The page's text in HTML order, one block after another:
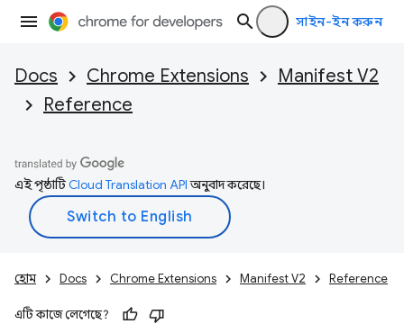
সাইন-ইন করুন
Docs Chrome Extensions
Manifest V2
Reference
এই পৃষ্ঠাটিCloud Translation APIঅনুবাদ করেছে।
হোম Docs Chrome Extensions Manifest V2 Reference
এটি কাজে লেগেছে?